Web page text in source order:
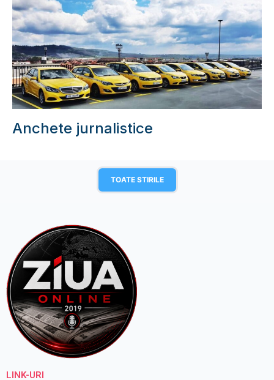
Anchete jurnalistice
TOATE STIRILE
LINK-URI